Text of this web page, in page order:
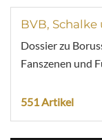
BVB,
Dossier zu
Fanszenen und
551 Artikel